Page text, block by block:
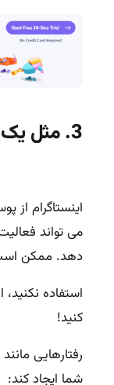
3. مثل یک ربات رفتار نکنید
اینستاگرام از
می تواند
دهد. ممکن
استفاده
کنید!
رفتارهایی
شما ایجاد کند: